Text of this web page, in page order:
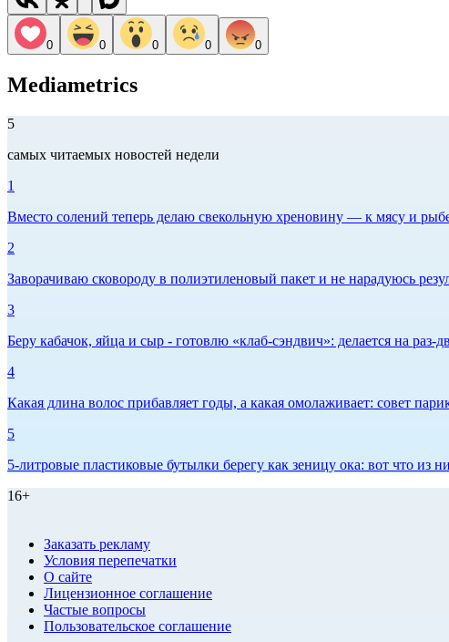
0 0 0 0 0
Mediametrics
5
самых читаемых новостей недели
1
Вместо солений теперь делаю свекольную хреновину — к мясу и
2
Заворачиваю сковороду в полиэтиленовый пакет и не нарадуюсь
3
Беру кабачок, яйца и сыр - готовлю «клаб-сэндвич»: делается на раз-
4
Какая длина волос прибавляет годы, а какая омолаживает: совет
5
5-литровые пластиковые бутылки берегу как зеницу ока: вот что из
16+
Заказать рекламу
Условия перепечатки
О сайте
Лицензионное соглашение
Частые вопросы
Пользовательское соглашение